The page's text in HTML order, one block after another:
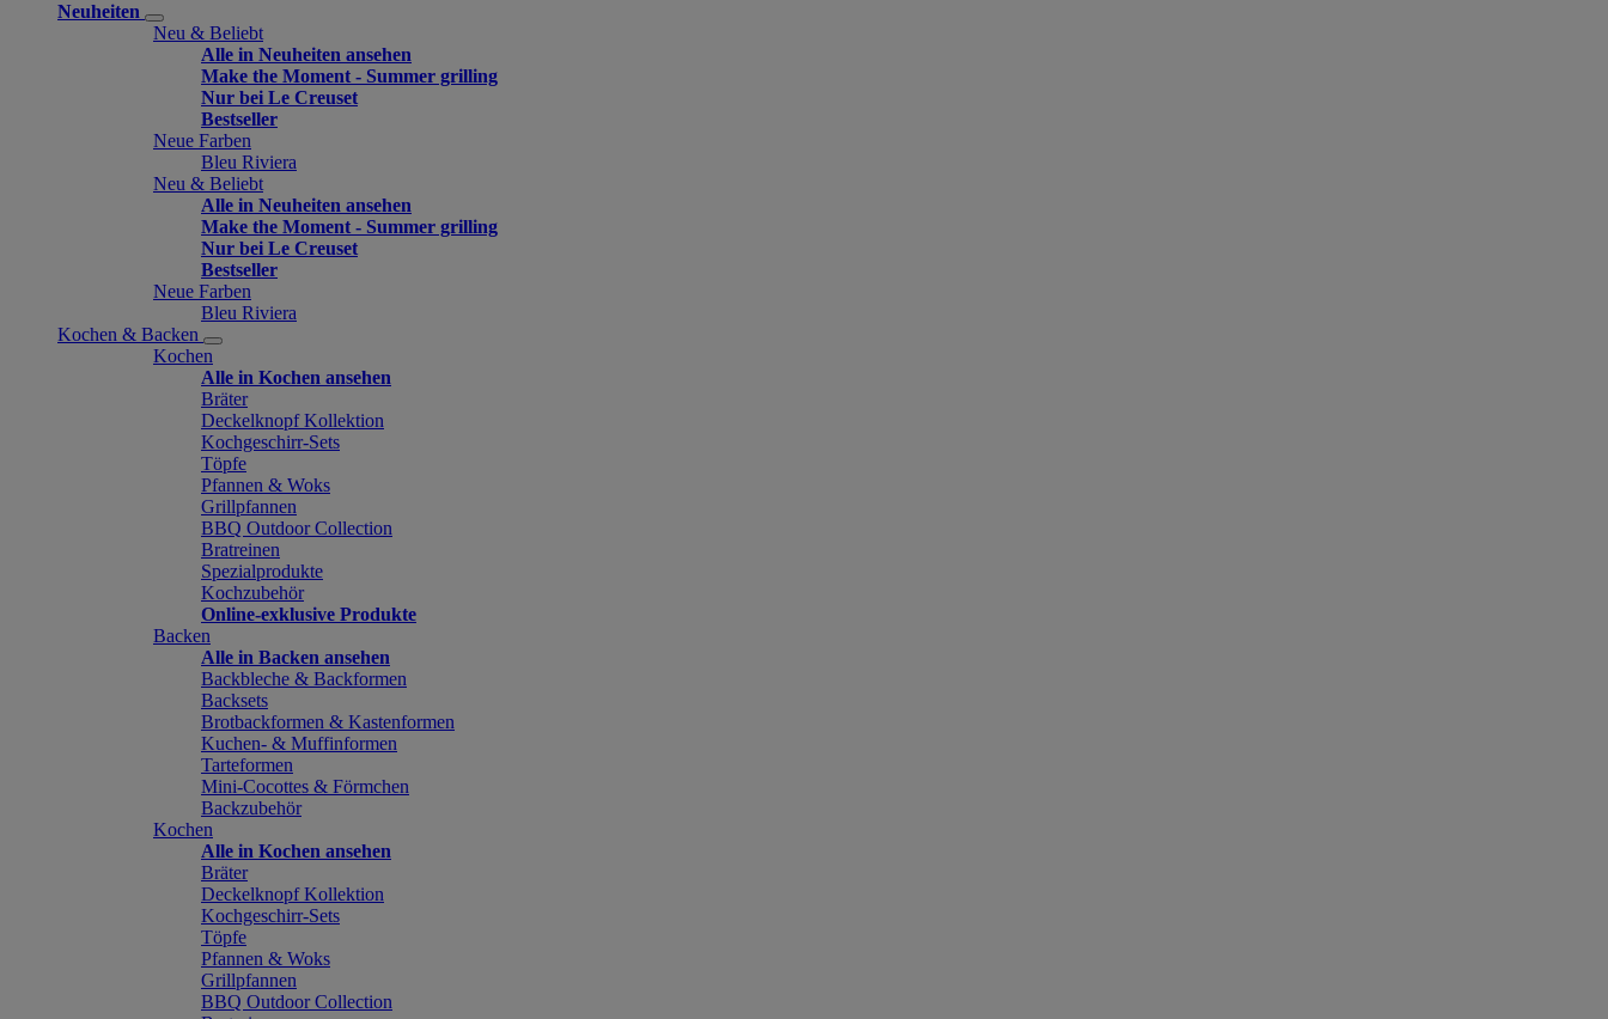
Neuheiten
Neu & Beliebt
Alle in Neuheiten ansehen
Make the Moment - Summer grilling
Nur bei Le Creuset
Bestseller
Neue Farben
Bleu Riviera
Neu & Beliebt
Alle in Neuheiten ansehen
Make the Moment - Summer grilling
Nur bei Le Creuset
Bestseller
Neue Farben
Bleu Riviera
Kochen & Backen
Kochen
Alle in Kochen ansehen
Bräter
Deckelknopf Kollektion
Kochgeschirr-Sets
Töpfe
Pfannen & Woks
Grillpfannen
BBQ Outdoor Collection
Bratreinen
Spezialprodukte
Kochzubehör
Online-exklusive Produkte
Backen
Alle in Backen ansehen
Backbleche & Backformen
Backsets
Brotbackformen & Kastenformen
Kuchen- & Muffinformen
Tarteformen
Mini-Cocottes & Förmchen
Backzubehör
Kochen
Alle in Kochen ansehen
Bräter
Deckelknopf Kollektion
Kochgeschirr-Sets
Töpfe
Pfannen & Woks
Grillpfannen
BBQ Outdoor Collection